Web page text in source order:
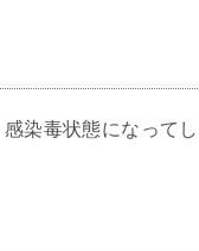
染毒状態になってし